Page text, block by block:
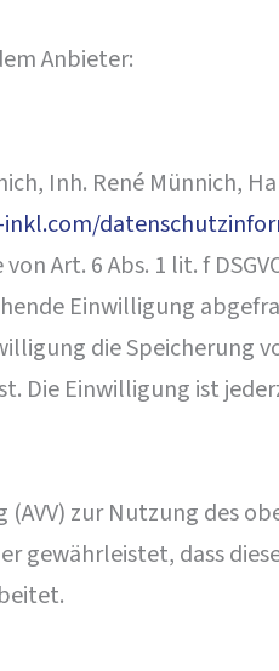
Anbieter:
Inh. René
Art. 6 Abs. 1 lit. f
Einwilligung
die
Die Einwilligung ist
zur Nutzung des
gewährleistet, dass